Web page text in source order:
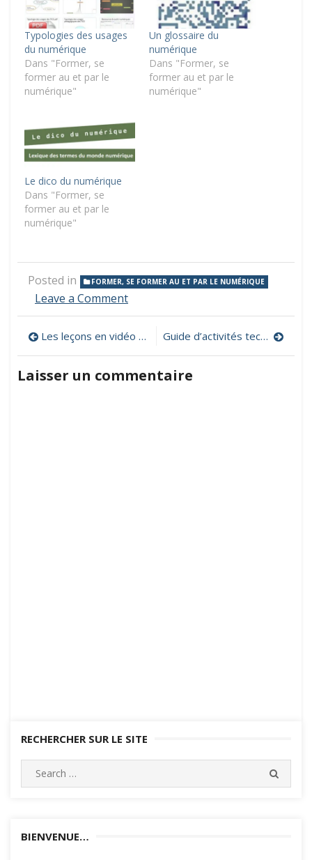
Typologies des usages
du numérique
Dans "Former, se
former au et par le
numérique"
Un glossaire du
numérique
Dans "Former, se
former au et par le
numérique"
Le dico du numérique
Dans "Former, se
former au et par le
numérique"
Posted in FORMER, SE FORMER AU ET PAR LE NUMÉRIQUE
Leave a Commenton
croisés
:
numérique
Navigation
de
l’article
Les leçons en vidéo du Professeur Phifix Guide d’activités technocréatives pour les enfants du 21e siècle
Laisser un commentaire
RECHERCHER SUR LE SITE
Search
for:
BIENVENUE…